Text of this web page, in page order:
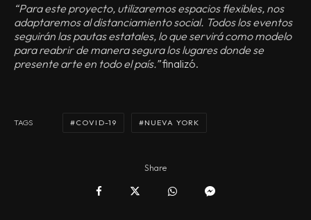
“Para este proyecto, utilizaremos espacios flexibles, nos
adaptaremos al distanciamiento social. Todos los eventos
seguirán las pautas estatales, lo que servirá como modelo
para reabrir de manera segura los lugares donde se
presente arte en todo el país.”finalizó.
TAGS COVID-19 NUEVA YORK
Share